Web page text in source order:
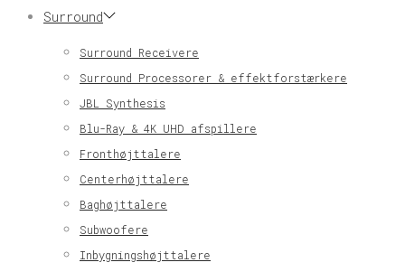
Surround
Surround Receivere
Surround Processorer & effektforstærkere
JBL Synthesis
Blu-Ray & 4K UHD afspillere
Fronthøjttalere
Centerhøjttalere
Baghøjttalere
Subwoofere
Inbygningshøjttalere